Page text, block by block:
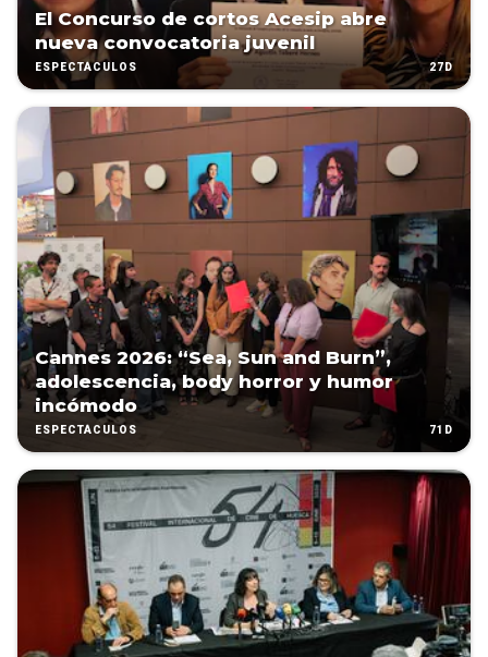
El Concurso de cortos Acesip abre
nueva convocatoria juvenil
ESPECTÁCULOS 27D
Cannes 2026: “Sea, Sun and Burn”,
adolescencia, body horror y humor
incómodo
ESPECTÁCULOS 71D